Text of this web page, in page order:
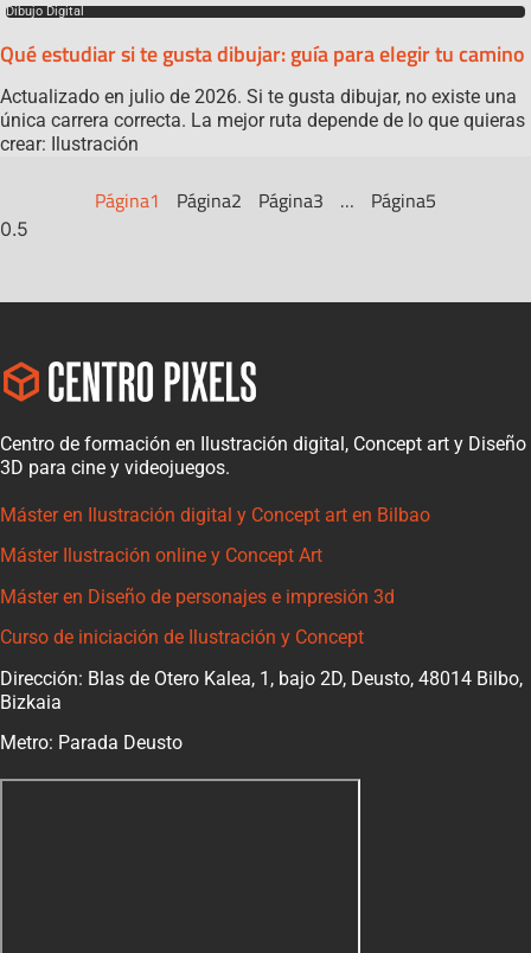
Dibujo Digital
Qué estudiar si te gusta dibujar: guía para elegir tu camino
Actualizado en julio de 2026. Si te gusta dibujar, no existe una
única carrera correcta. La mejor ruta depende de lo que quieras
crear: Ilustración
Página1 Página2 Página3 … Página5
Centro de formación en Ilustración digital, Concept art y Diseño
3D para cine y videojuegos.
Máster en Ilustración digital y Concept art en Bilbao
Máster Ilustración online y Concept Art
Máster en Diseño de personajes e impresión 3d
Curso de iniciación de Ilustración y Concept
Dirección: Blas de Otero Kalea, 1, bajo 2D, Deusto, 48014 Bilbo,
Bizkaia
Metro: Parada Deusto